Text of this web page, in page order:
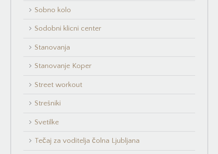
Sobno kolo
Sodobni klicni center
Stanovanja
Stanovanje Koper
Street workout
Strešniki
Svetilke
Tečaj za voditelja čolna Ljubljana